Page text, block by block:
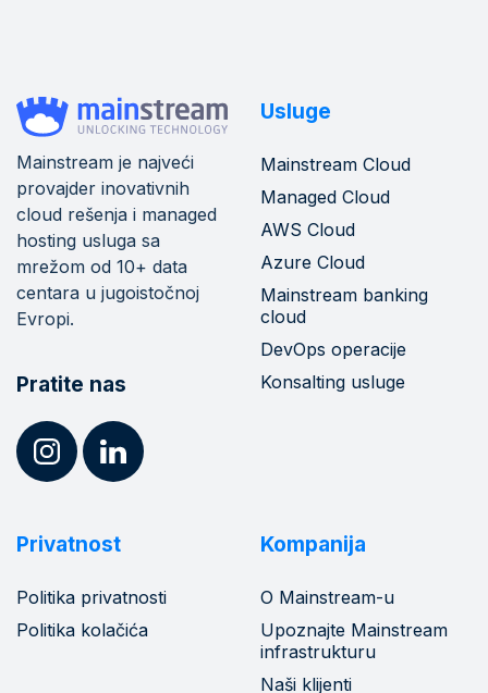
Mainstream je najveći
provajder inovativnih
cloud rešenja i managed
hosting usluga sa
mrežom od 10+ data
centara u jugoistočnoj
Evropi.
Pratite nas
Usluge
Mainstream Cloud
Managed Cloud
AWS Cloud
Azure Cloud
Mainstream banking
cloud
DevOps operacije
Konsalting usluge
Privatnost
Politika privatnosti
Politika kolačića
Kompanija
O Mainstream-u
Upoznajte Mainstream
infrastrukturu
Naši klijenti